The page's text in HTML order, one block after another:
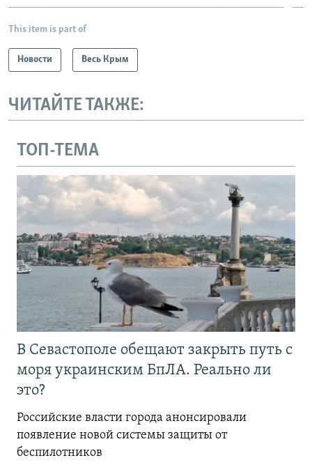
This item is part of
Новости Весь Крым
ЧИТАЙТЕ ТАКЖЕ:
ТОП-ТЕМА
В Севастополе обещают закрыть путь с
моря украинским БпЛА. Реально ли
это?
Российские власти города анонсировали
появление новой системы защиты от
беспилотников